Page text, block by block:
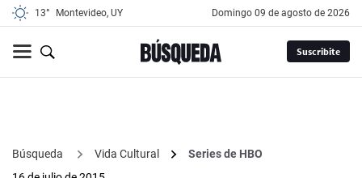
13° Montevideo, UY domingo 09 de agosto de 2026
Suscribite
Búsqueda Vida Cultural
Series de HBO